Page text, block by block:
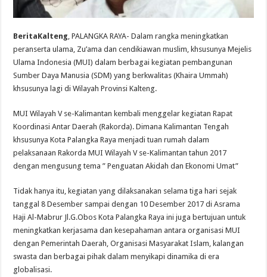
BeritaKalteng , PALANGKA RAYA- Dalam rangka meningkatkan
peranserta ulama, Zu’ama dan cendikiawan muslim, khsusunya Mejelis
Ulama Indonesia (MUI) dalam berbagai kegiatan pembangunan
Sumber Daya Manusia (SDM) yang berkwalitas (Khaira Ummah)
khsusunya lagi di Wilayah Provinsi Kalteng.
MUI Wilayah V se-Kalimantan kembali menggelar kegiatan Rapat
Koordinasi Antar Daerah (Rakorda). Dimana Kalimantan Tengah
khsusunya Kota Palangka Raya menjadi tuan rumah dalam
pelaksanaan Rakorda MUI Wilayah V se-Kalimantan tahun 2017
dengan mengusung tema ” Penguatan Akidah dan Ekonomi Umat”
Tidak hanya itu, kegiatan yang dilaksanakan selama tiga hari sejak
tanggal 8 Desember sampai dengan 10 Desember 2017 di Asrama
Haji Al-Mabrur Jl.G.Obos Kota Palangka Raya ini juga bertujuan untuk
meningkatkan kerjasama dan kesepahaman antara organisasi MUI
dengan Pemerintah Daerah, Organisasi Masyarakat Islam, kalangan
swasta dan berbagai pihak dalam menyikapi dinamika di era
globalisasi.